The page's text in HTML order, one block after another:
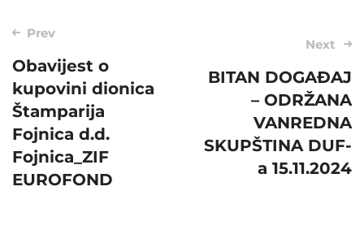
Post
navigation
Prev
Obavijest o
kupovini dionica
Štamparija
Fojnica d.d.
Fojnica_ZIF
EUROFOND
Next
BITAN DOGAĐAJ
– ODRŽANA
VANREDNA
SKUPŠTINA DUF-
a 15.11.2024